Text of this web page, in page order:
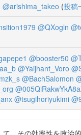
@arishima_takeo (投稿
@QXogln
@booster50
@Yaijhant_Voro
@BachSalomon
@tsugihoriyukimi
て、その効率性を政